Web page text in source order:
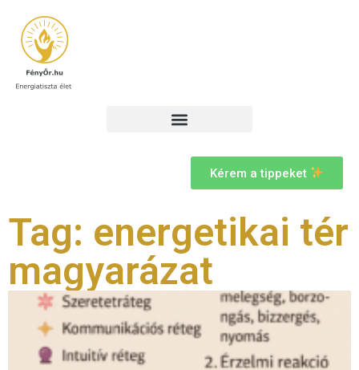
Kérem a tippeket
Tag: energetikai tér
magyarázat